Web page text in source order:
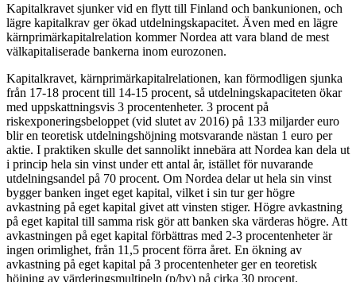
Kapitalkravet sjunker vid en flytt till Finland och bankunionen, och
lägre kapitalkrav ger ökad utdelningskapacitet. Även med en lägre
kärnprimärkapitalrelation kommer Nordea att vara bland de mest
välkapitaliserade bankerna inom eurozonen.
Kapitalkravet, kärnprimärkapitalrelationen, kan förmodligen sjunka
från 17-18 procent till 14-15 procent, så utdelningskapaciteten ökar
med uppskattningsvis 3 procentenheter. 3 procent på
riskexponeringsbeloppet (vid slutet av 2016) på 133 miljarder euro
blir en teoretisk utdelningshöjning motsvarande nästan 1 euro per
aktie. I praktiken skulle det sannolikt innebära att Nordea kan dela ut
i princip hela sin vinst under ett antal år, istället för nuvarande
utdelningsandel på 70 procent. Om Nordea delar ut hela sin vinst
bygger banken inget eget kapital, vilket i sin tur ger högre
avkastning på eget kapital givet att vinsten stiger. Högre avkastning
på eget kapital till samma risk gör att banken ska värderas högre. Att
avkastningen på eget kapital förbättras med 2-3 procentenheter är
ingen orimlighet, från 11,5 procent förra året. En ökning av
avkastning på eget kapital på 3 procentenheter ger en teoretisk
höjning av värderingsmultipeln (p/bv) på cirka 30 procent.